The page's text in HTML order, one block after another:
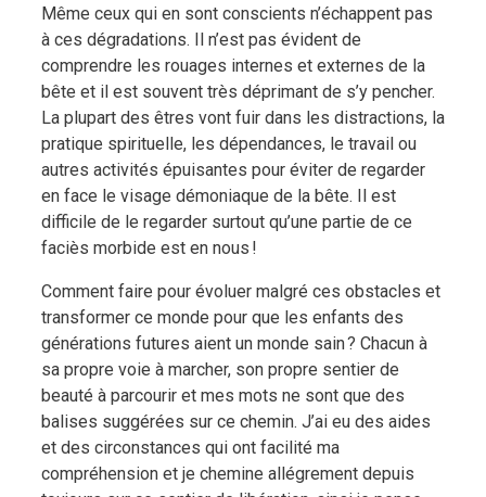
Même ceux qui en sont conscients n’échappent pas
à ces dégradations. Il n’est pas évident de
comprendre les rouages internes et externes de la
bête et il est souvent très déprimant de s’y pencher.
La plupart des êtres vont fuir dans les distractions, la
pratique spirituelle, les dépendances, le travail ou
autres activités épuisantes pour éviter de regarder
en face le visage démoniaque de la bête. Il est
difficile de le regarder surtout qu’une partie de ce
faciès morbide est en nous !
Comment faire pour évoluer malgré ces obstacles et
transformer ce monde pour que les enfants des
générations futures aient un monde sain ? Chacun à
sa propre voie à marcher, son propre sentier de
beauté à parcourir et mes mots ne sont que des
balises suggérées sur ce chemin. J’ai eu des aides
et des circonstances qui ont facilité ma
compréhension et je chemine allégrement depuis